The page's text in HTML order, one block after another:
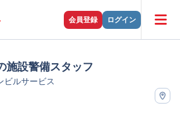
会員登録 ログイン
施設警備スタッフ
ビルサービス